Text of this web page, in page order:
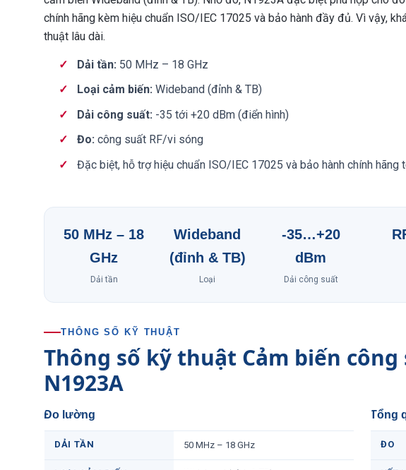
chính hãng kèm hiệu chuẩn ISO/IEC 17025 và bảo hành đầy đủ. Vì vậy,
thuật lâu dài.
Dải tần: 50 MHz – 18 GHz
Loại cảm biến: Wideband (đỉnh & TB)
Dải công suất: -35 tới +20 dBm (điển hình)
Đo: công suất RF/vi sóng
Đặc biệt, hỗ trợ hiệu chuẩn ISO/IEC 17025 và bảo hành chính hãng
50 MHz – 18
GHz
Dải tần
Wideband
(đỉnh & TB)
Loại
-35…+20
dBm
Dải công suất
THÔNG SỐ KỸ THUẬT
Thông số kỹ thuật Cảm biến
N1923A
Đo lường
DẢI TẦN 50 MHz – 18 GHz
Tổng
ĐO